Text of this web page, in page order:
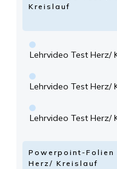
Kreislauf
Lehrvideo Test Herz/
Lehrvideo Test Herz/
Lehrvideo Test Herz/
Powerpoint-Folien
Herz/ Kreislauf